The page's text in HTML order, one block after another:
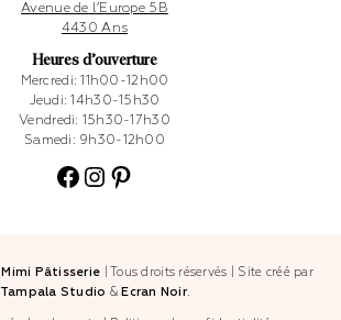
Avenue de l’Europe 5B
4430 Ans
Heures d’ouverture
Mercredi: 11h00-12h00
Jeudi: 14h30-15h30
Vendredi: 15h30-17h30
Samedi: 9h30-12h00
Facebook
Instagram
Pinterest
Mimi Pâtisserie Tous droits réservés
Site créé par
Tampala Studio & Ecran Noir.